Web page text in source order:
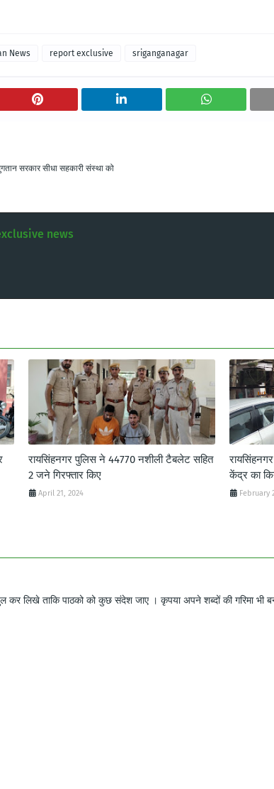
News report exclusive sriganganagar
सरकार सीधा सहकारी संस्था को
news
रायसिंहनगर पुलिस ने 44770 नशीली टैबलेट सहित
2 जने गिरफ्तार किए
April 21, 2024
केंद्र का
February
लिखे ताकि पाठको को कुछ संदेश जाए । कृपया अपने शब्दों की गरिमा भी